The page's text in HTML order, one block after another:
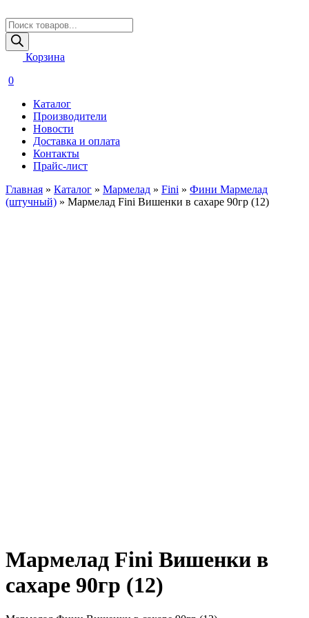
Поиск
товаров
Корзина
0
Каталог
Производители
Новости
Доставка и оплата
Контакты
Прайс-лист
Главная » Каталог » Мармелад » Fini » Фини Мармелад
(штучный) » Мармелад Fini Вишенки в сахаре 90гр (12)
Мармелад Fini Вишенки в
сахаре 90гр (12)